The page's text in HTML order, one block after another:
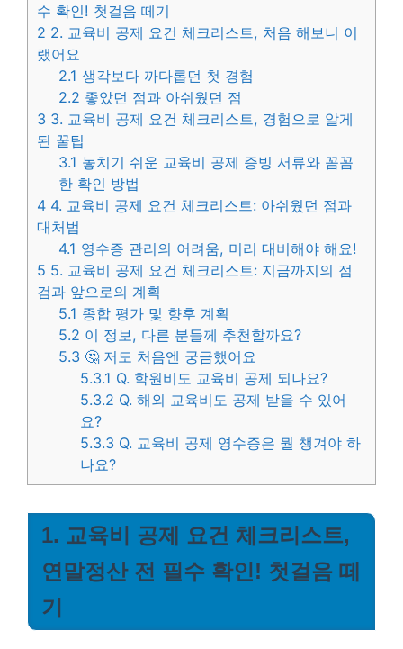
수 확인! 첫걸음 떼기
2 2. 교육비 공제 요건 체크리스트, 처음 해보니 이
랬어요
2.1 생각보다 까다롭던 첫 경험
2.2 좋았던 점과 아쉬웠던 점
3 3. 교육비 공제 요건 체크리스트, 경험으로 알게
된 꿀팁
3.1 놓치기 쉬운 교육비 공제 증빙 서류와 꼼꼼
한 확인 방법
4 4. 교육비 공제 요건 체크리스트: 아쉬웠던 점과
대처법
4.1 영수증 관리의 어려움, 미리 대비해야 해요!
5 5. 교육비 공제 요건 체크리스트: 지금까지의 점
검과 앞으로의 계획
5.1 종합 평가 및 향후 계획
5.2 이 정보, 다른 분들께 추천할까요?
5.3 🤔 저도 처음엔 궁금했어요
5.3.1 Q. 학원비도 교육비 공제 되나요?
5.3.2 Q. 해외 교육비도 공제 받을 수 있어
요?
5.3.3 Q. 교육비 공제 영수증은 뭘 챙겨야 하
나요?
1. 교육비 공제 요건 체크리스트,
연말정산 전 필수 확인! 첫걸음 떼
기